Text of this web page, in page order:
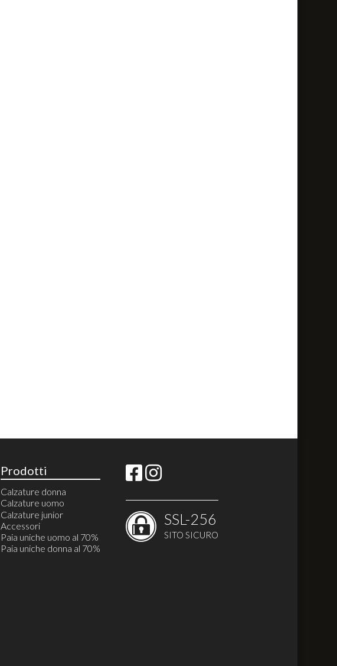
Prodotti
Calzature donna
Calzature uomo
Calzature estive
Calzature invernali
Espradillas uomo
Mocassini
Calzature junior
Accessori
Paia uniche uomo al 70%
Paia uniche donna al 70%
SSL-256
SITO SICURO